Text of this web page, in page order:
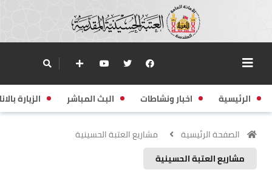
الرئيسية اخبار ونشاطات البث المباشر الزيارة
الصفحة الرئيسية
مشاريع العتبة الحسينية
مشاريع العتبة الحسينية